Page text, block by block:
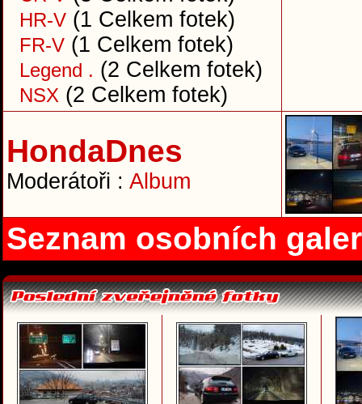
HR-V (1 Celkem fotek)
FR-V (1 Celkem fotek)
Legend . (2 Celkem fotek)
NSX (2 Celkem fotek)
HondaDnes
Moderátoři : Album
Seznam osobních